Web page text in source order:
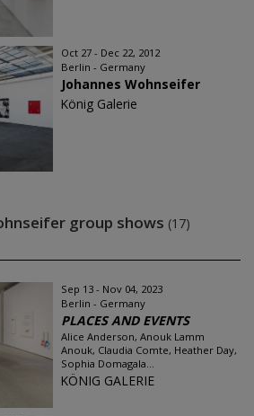
Oct 27 - Dec 22, 2012
Berlin - Germany
Johannes Wohnseifer
König Galerie
group shows (17)
Sep 13 - Nov 04, 2023
Berlin - Germany
PLACES AND EVENTS
Alice Anderson, Anouk Lamm
Anouk, Claudia Comte, Heather Day,
Sophia Domagala...
KÖNIG GALERIE